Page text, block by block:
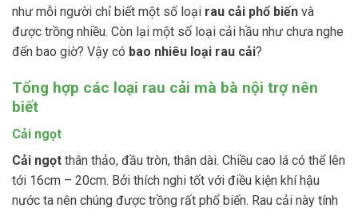
như mỗi người chỉ biết một số loại rau cải phổ biến và
được trồng nhiều. Còn lại một số loại cải hầu như chưa nghe
đến bao giờ? Vậy có bao nhiêu loại rau cải?
Tổng hợp các loại rau cải mà bà nội trợ nên
biết
Cải ngọt
Cải ngọt thân thảo, đầu tròn, thân dài. Chiều cao lá có thể lên
tới 16cm – 20cm. Bởi thích nghi tốt với điều kiện khí hậu
nước ta nên chúng được trồng rất phổ biến. Rau cải này tính